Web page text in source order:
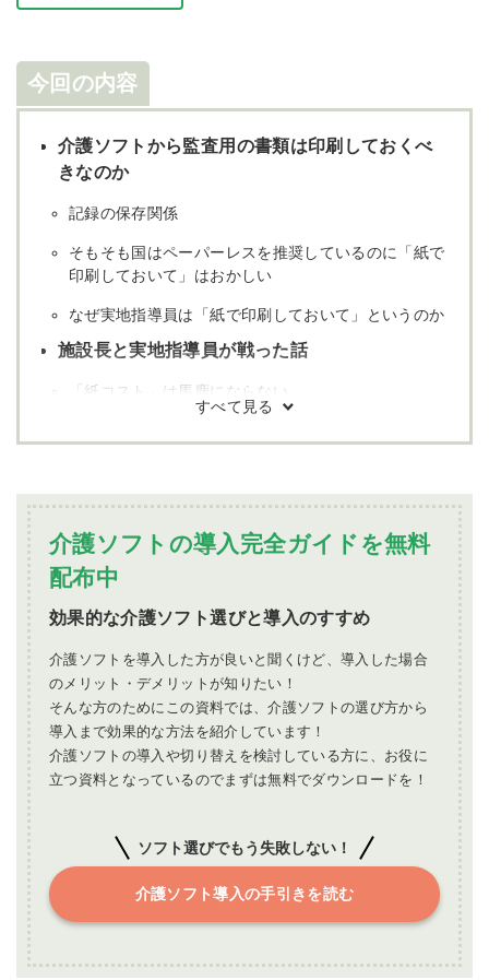
今回の内容
介護ソフトから監査用の書類は印刷しておくべ
きなのか
記録の保存関係
そもそも国はペーパーレスを推奨しているのに「紙で
印刷しておいて」はおかしい
なぜ実地指導員は「紙で印刷しておいて」というのか
施設長と実地指導員が戦った話
「紙コスト」は馬鹿にならない
おわりに
介護ソフトの導入完全ガイドを無料
配布中
効果的な介護ソフト選びと導入のすすめ
介護ソフトを導入した方が良いと聞くけど、導入した場合
のメリット・デメリットが知りたい！
そんな方のためにこの資料では、介護ソフトの選び方から
導入まで効果的な方法を紹介しています！
介護ソフトの導入や切り替えを検討している方に、お役に
立つ資料となっているのでまずは無料でダウンロードを！
ソフト選びでもう失敗しない！
介護ソフト導入の手引きを読む